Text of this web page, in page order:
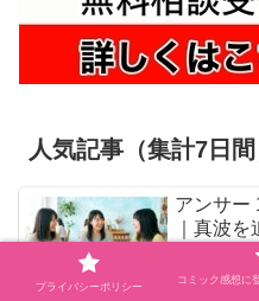
人気記事（集計7日間
アンサー
｜真波
関係が苦
プライバシーポリシー
コミック感想に